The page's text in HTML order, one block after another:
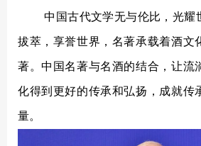
中国古代文学无与伦比，光耀
拔萃，享誉世界，名著承载着酒文
著。中国名著与名酒的结合，让流
化得到更好的传承和弘扬，成就传
量。